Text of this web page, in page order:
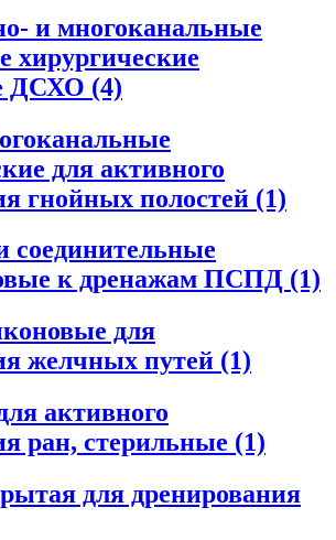
и многоканальные
хирургические
ДСХО (4)
для активного
гнойных полостей (1)
соединительные
к дренажам ПСПД (1)
для
желчных путей (1)
активного
ран, стерильные (1)
для дренирования